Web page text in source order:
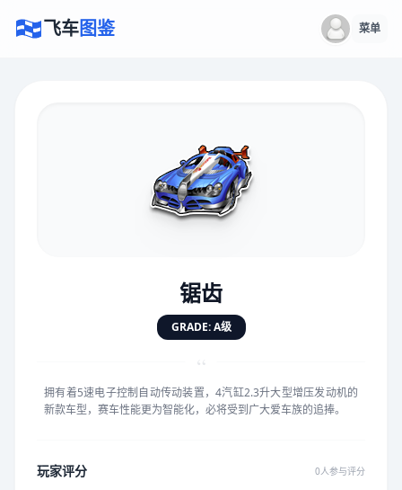
飞车图鉴 菜单
锯齿
GRADE: A级
“
拥有着5速电子控制自动传动装置，4汽缸2.3升大型增压发动机的
新款车型，赛车性能更为智能化，必将受到广大爱车族的追捧。
玩家评分 0人参与评分
★★★★★★
手感 5.0分